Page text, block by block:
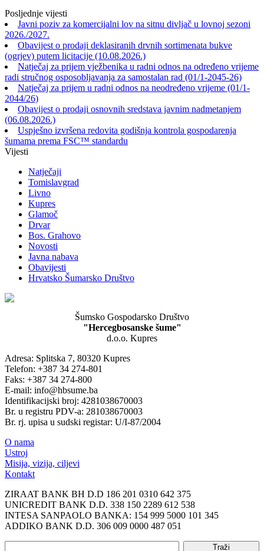
Posljednje vijesti
Javni poziv za komercijalni lov na sitnu divljač u lovnoj sezoni
2026./2027.
Obavijest o prodaji deklasiranih drvnih sortimenata bukve
(ogrjev) putem licitacije (10.08.2026.)
Natječaj za prijem vježbenika u radni odnos na određeno vrijeme
radi stručnog osposobljavanja za samostalan rad (01/1-2045-26)
Natječaj za prijem u radni odnos na neodređeno vrijeme (01/1-
2044/26)
Obavijest o prodaji osnovnih sredstava javnim nadmetanjem
(06.08.2026.)
Uspješno izvršena redovita godišnja kontrola gospodarenja
šumama prema FSC™ standardu
Vijesti
Natječaji
Tomislavgrad
Livno
Kupres
Glamoč
Drvar
Bos. Grahovo
Novosti
Javna nabava
Obavijesti
Hrvatsko Šumarsko Društvo
Šumsko Gospodarsko Društvo
"Hercegbosanske šume"
d.o.o. Kupres
Adresa: Splitska 7, 80320 Kupres
Telefon: +387 34 274-801
Faks: +387 34 274-800
E-mail: info@hbsume.ba
Identifikacijski broj: 4281038670003
Br. u registru PDV-a: 281038670003
Br. rj. upisa u sudski registar: U/I-87/2004
O nama
Ustroj
Misija, vizija, ciljevi
Kontakt
ZIRAAT BANK BH D.D 186 201 0310 642 375
UNICREDIT BANK D.D. 338 150 2289 612 538
INTESA SANPAOLO BANKA: 154 999 5000 101 345
ADDIKO BANK D.D. 306 009 0000 487 051